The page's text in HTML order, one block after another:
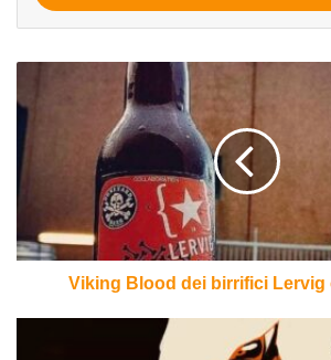
birrifici
Viking Blood dei birrifici Lervig